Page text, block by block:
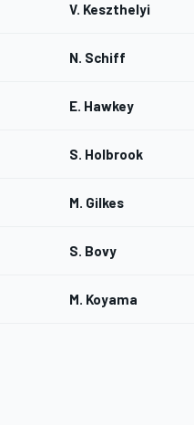
V. Keszthelyi
N. Schiff
E. Hawkey
S. Holbrook
M. Gilkes
S. Bovy
M. Koyama